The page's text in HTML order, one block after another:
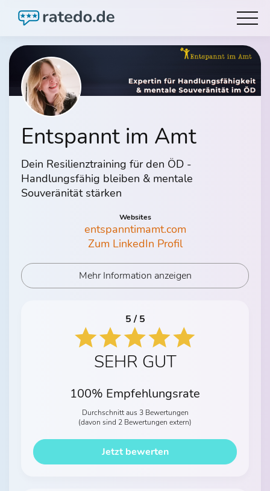
Entspannt im Amt
Dein Resilienztraining für den ÖD -
Handlungsfähig bleiben & mentale
Souveränität stärken
Websites
entspanntimamt.com
Zum LinkedIn Profil
Mehr Information anzeigen
5 / 5
SEHR GUT
100% Empfehlungsrate
Durchschnitt aus 3 Bewertungen
(davon sind 2 Bewertungen extern)
Jetzt bewerten